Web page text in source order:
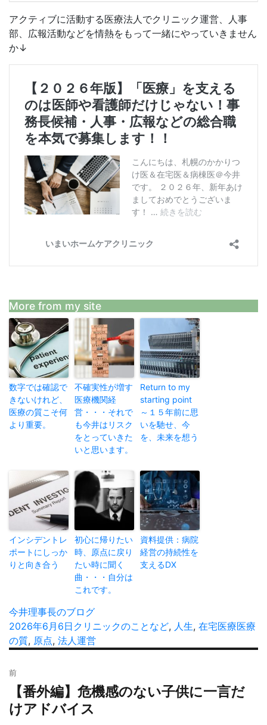
アクティブに活動する医療法人でクリニック運営、人事
部、広報活動などを情熱をもって一緒にやっていきません
か↓
More from my site
数字では確認で
きないけれど、
医療の質こそ何
より重要。
不確実性が増す
医療機関経
営・・・それで
も今井はリスク
をとっていきた
いと思います。
Return to my
starting point
～１５年前に思
いを馳せ、今
を、未来を想う
インシデントレ
ポートにしっか
りと向き合う
初心に帰りたい
時、原点に戻り
たい時に聞く
曲・・・自分は
これです。
資料提供：病院
経営の持続性を
支えるDX
投
稿
者
今井理事長のブログ
投
稿
2026年6月6日 カ
テ
ー
クリニックのことなど, 人生, 在宅医療タ
医療
の質, 原点, 法人運営
稿
ナ
ビ
前
去
の
【番外編】危機感のない子供に一言だ
けアドバイス